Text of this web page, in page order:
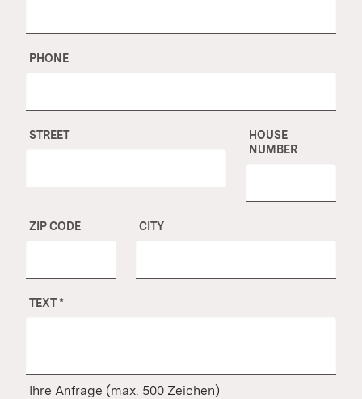
PHONE
STREET
HOUSE
NUMBER
ZIP CODE CITY
TEXT*
Ihre Anfrage (max. 500 Zeichen)